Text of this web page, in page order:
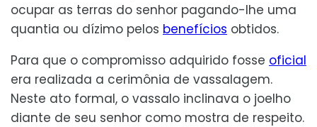
ocupar as terras do senhor pagando-lhe uma
quantia ou dízimo pelos benefícios obtidos.
Para que o compromisso adquirido fosse oficial
era realizada a cerimônia de vassalagem.
Neste ato formal, o vassalo inclinava o joelho
diante de seu senhor como mostra de respeito.